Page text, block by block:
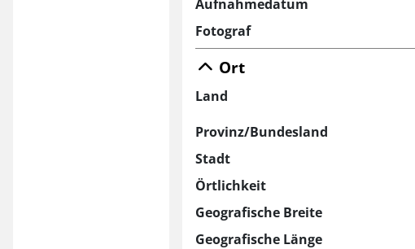
Aufnahmedatum
Fotograf
Ort
Land
Provinz/Bundesland
Stadt
Örtlichkeit
Geografische Breite
Geografische Länge